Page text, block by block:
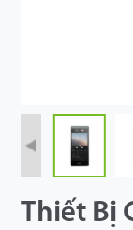
Thiết Bị